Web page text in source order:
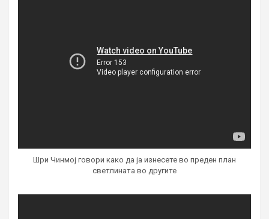
Шри Чинмој говори како да ја изнесете во преден план
светлината во другите